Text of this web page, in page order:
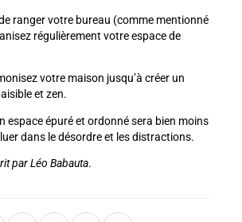
ranger votre bureau (comme mentionné
régulièrement votre espace de
votre maison jusqu’à créer un
et zen.
espace épuré et ordonné sera bien moins
dans le désordre et les distractions.
par Léo Babauta.